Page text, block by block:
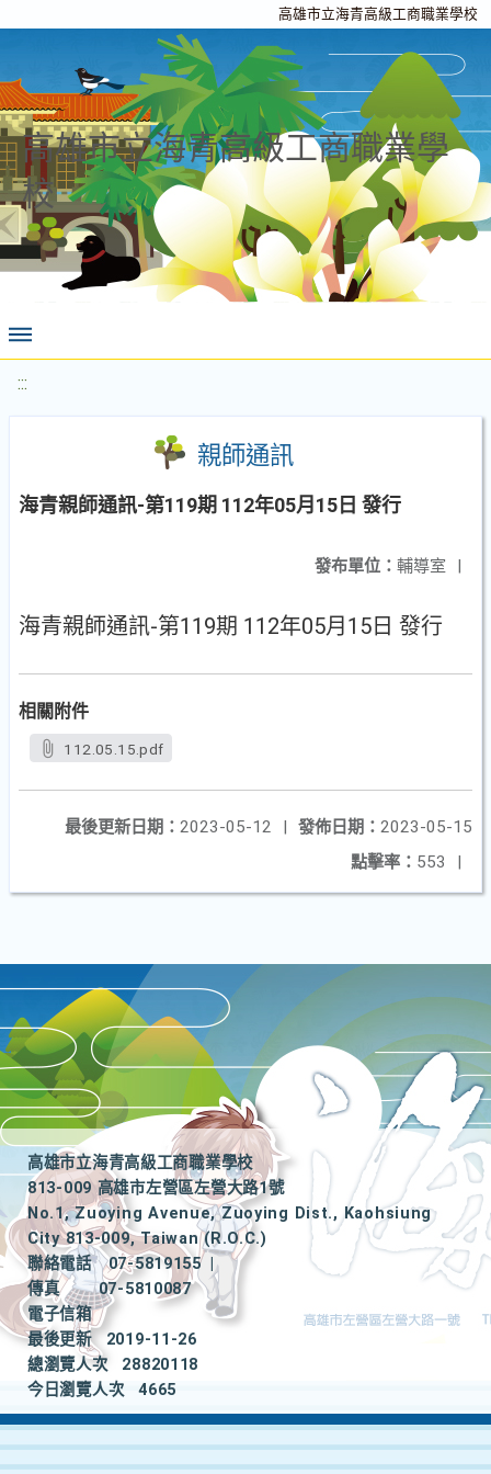
高雄市立海青高級工商職業學校
高雄市立海青高級工商職業學
校
:::
親師通訊
海青親師通訊-第119期 112年05月15日 發行
發布單位： 輔導室 |
海青親師通訊-第119期 112年05月15日 發行
相關附件
112.05.15.pdf
發佈日期： 2023-05-15
最後更新日期： 2023-05-12
|
點擊率： 553 |
高雄市立海青高級工商職業學校
813-009 高雄市左營區左營大路1號
No.1, Zuoying Avenue, Zuoying Dist., Kaohsiung
City 813-009, Taiwan (R.O.C.)
聯絡電話
07-5819155
|
傳真
07-5810087
電子信箱
最後更新
2019-11-26
總瀏覽人次
28820118
今日瀏覽人次
4665